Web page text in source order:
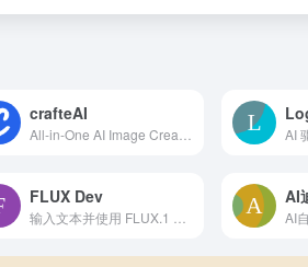
crafteAI
FLUX Dev